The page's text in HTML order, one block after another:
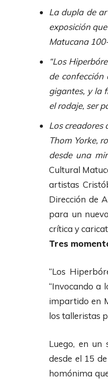
La dupla de
exposición
Matucana
“Los
de
gigantes, y la
el rodaje, ser
Los creadores
Thom Yorke,
desde una
Cultural
artistas
Dirección de
para un
crítica y
Tres
“Los
“Invocando a
impartido en
los talleristas
Luego, en un
desde el 15
homónima